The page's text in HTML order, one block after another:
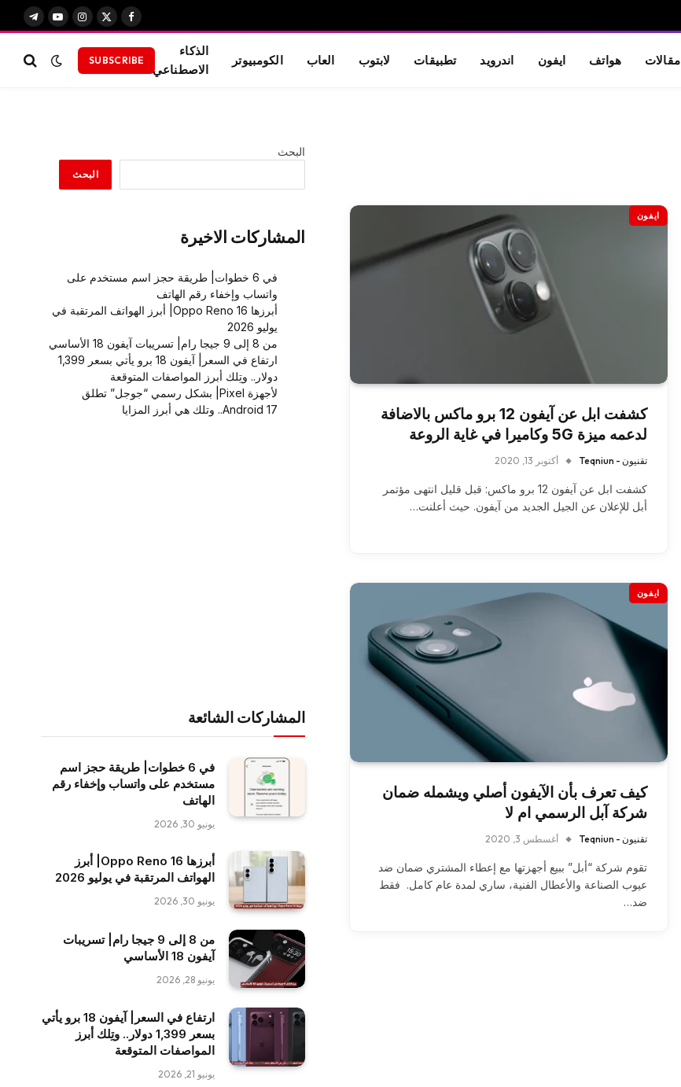
فيسبوك
X
الانستغرام
يوتيوبتيلقرام
مقالات هواتف ايفون اندرويد تطبيقات لابتوب العاب الكومبيوتر
الذكاء
الاصطناعي
SUBSCRIBE
ايفون
كشفت ابل عن آيفون 12 برو ماكس بالاضافة
لدعمه ميزة 5G وكاميرا في غاية الروعة
تقنيون - Teqniun أكتوبر 13, 2020
كشفت ابل عن آيفون 12 برو ماكس: قبل قليل انتهى مؤتمر
أبل للإعلان عن الجيل الجديد من آيفون. حيث أعلنت…
ايفون
كيف تعرف بأن الآيفون أصلي ويشمله ضمان
شركة آبل الرسمي ام لا
تقنيون - Teqniun أغسطس 3, 2020
تقوم شركة “أبل” ببيع أجهزتها مع إعطاء المشتري ضمان ضد
عيوب الصناعة والأعطال الفنية، ساري لمدة عام كامل. فقط
ضد…
البحث
البحث
المشاركات الاخيرة
في 6 خطوات| طريقة حجز اسم مستخدم على
واتساب وإخفاء رقم الهاتف
أبرزها Oppo Reno 16| أبرز الهواتف المرتقبة في
يوليو 2026
من 8 إلى 9 جيجا رام| تسريبات آيفون 18 الأساسي
ارتفاع في السعر| آيفون 18 برو يأتي بسعر 1,399
دولار.. وتِلك أبرز المواصفات المتوقعة
لأجهزة Pixel| بشكل رسمي “جوجل” تطلق
Android 17.. وتلك هي أبرز المزايا
المشاركات الشائعة
في 6 خطوات| طريقة حجز اسم
مستخدم على واتساب وإخفاء رقم
الهاتف
يونيو 30, 2026
أبرزها Oppo Reno 16| أبرز
الهواتف المرتقبة في يوليو 2026
يونيو 30, 2026
من 8 إلى 9 جيجا رام| تسريبات
آيفون 18 الأساسي
يونيو 28, 2026
ارتفاع في السعر| آيفون 18 برو يأتي
بسعر 1,399 دولار.. وتِلك أبرز
المواصفات المتوقعة
يونيو 21, 2026